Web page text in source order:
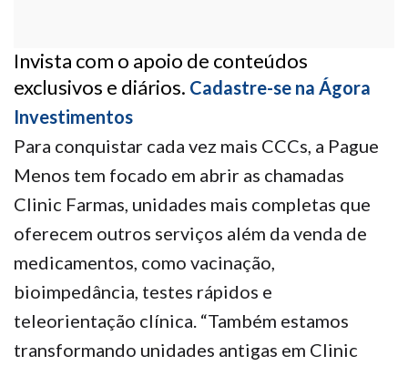
Invista com o apoio de conteúdos
exclusivos e diários. Cadastre-se na Ágora
Investimentos
Para conquistar cada vez mais CCCs, a Pague
Menos tem focado em abrir as chamadas
Clinic Farmas, unidades mais completas que
oferecem outros serviços além da venda de
medicamentos, como vacinação,
bioimpedância, testes rápidos e
teleorientação clínica. “Também estamos
transformando unidades antigas em Clinic